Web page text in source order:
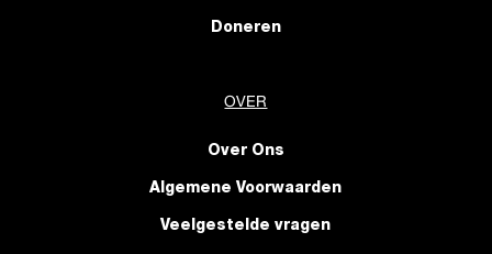
Doneren
OVER
Over Ons
Algemene Voorwaarden
Veelgestelde vragen